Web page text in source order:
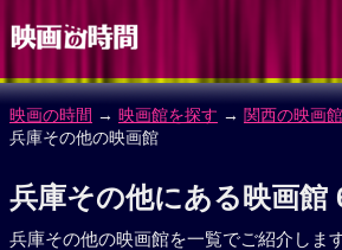
映画の時間 → 映画館を探す → 関西の映画館
兵庫その他の映画館
兵庫その他にある映画館
兵庫その他の映画館を一覧でご紹介しま